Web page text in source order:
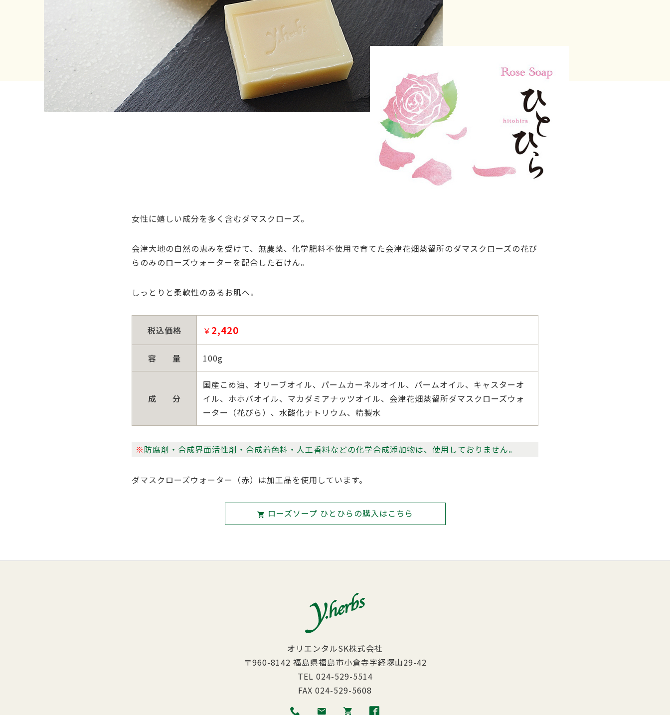
女性に嬉しい成分を多く含むダマスクローズ。
会津大地の自然の恵みを受けて、無農薬、化学肥料不使用で育てた会津花畑蒸留所のダマスクローズの花び
らのみのローズウォーターを配合した石けん。
しっとりと柔軟性のあるお肌へ。
税込価格 ￥ 2,420
容 量 100g
成 分
国産こめ油、オリーブオイル、パームカーネルオイル、パームオイル、キャスターオ
イル、ホホバオイル、マカダミアナッツオイル、会津花畑蒸留所ダマスクローズウォ
ーター（花びら）、水酸化ナトリウム、精製水
※防腐剤・合成界面活性剤・合成着色料・人工香料などの化学合成添加物は、使用しておりません。
ダマスクローズウォーター（赤）は加工品を使用しています。
ローズソープ ひとひらの購入はこちら
オリエンタルSK株式会社
〒960-8142 福島県福島市小倉寺字経塚山29-42
TEL 024-529-5514
FAX 024-529-5608